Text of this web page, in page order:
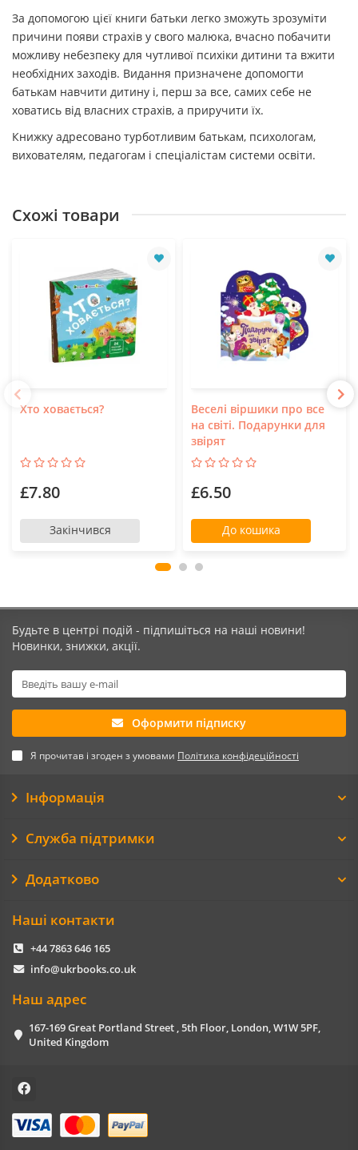
За допомогою цієї книги батьки легко зможуть зрозуміти
причини появи страхів у свого малюка, вчасно побачити
можливу небезпеку для чутливої психіки дитини та вжити
необхідних заходів. Видання призначене допомогти
батькам навчити дитину і, перш за все, самих себе не
ховатись від власних страхів, а приручити їх.
Книжку адресовано турботливим батькам, психологам,
вихователям, педагогам і спеціалістам системи освіти.
Схожі товари
Хто ховається?
£7.80
Закінчився
Веселі віршики про все
на світі. Подарунки для
звірят
£6.50
До кошика
Будьте в центрі подій - підпишіться на наші новини!
Новинки, знижки, акції.
Оформити підписку
Я прочитав і згоден з умовами Політика конфідеційності
Інформація
Служба підтримки
Додатково
Наші контакти
+44 7863 646 165
info@ukrbooks.co.uk
Наш адрес
167-169 Great Portland Street , 5th Floor, London, W1W 5PF,
United Kingdom